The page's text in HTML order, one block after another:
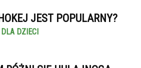
JEST POPULARNY?
DZIECI